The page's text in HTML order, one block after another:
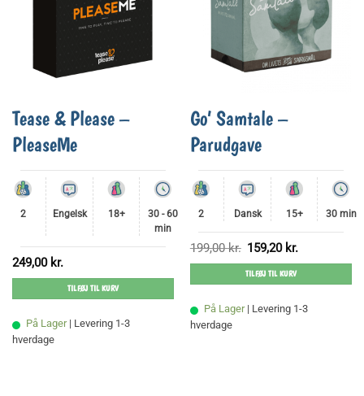
Tease & Please –
PleaseMe
2 Engelsk 18+
30 - 60
min
249,00 kr.
TILFØJ TIL KURV
På Lager | Levering 1-3
hverdage
Go’ Samtale –
Parudgave
2 Dansk 15+ 30 min
199,00kr. Den
oprindelige
pris
var:
199,00 kr..
159,20 kr.
aktuelle
pris
159,20 kr..
TILFØJ TIL KURV
På Lager | Levering 1-3
hverdage